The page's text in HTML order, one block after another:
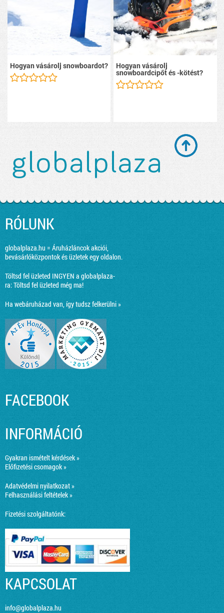
Hogyan vásárolj snowboardot? Hogyan vásárolj
snowboardcipőt és -kötést?
RÓLUNK
globalplaza.hu = Áruházláncok akciói,
bevásárlóközpontok és üzletek egy oldalon.
Töltsd fel üzleted INGYEN a globalplaza-
ra:Töltsd fel üzleted még ma!
Ha webáruházad van, így tudsz felkerülni »
FACEBOOK
INFORMÁCIÓ
Gyakran ismételt kérdések »
Előfizetési csomagok »
Adatvédelmi nyilatkozat »
Felhasználási feltételek »
Fizetési szolgáltatónk:
KAPCSOLAT
info@globalplaza.hu